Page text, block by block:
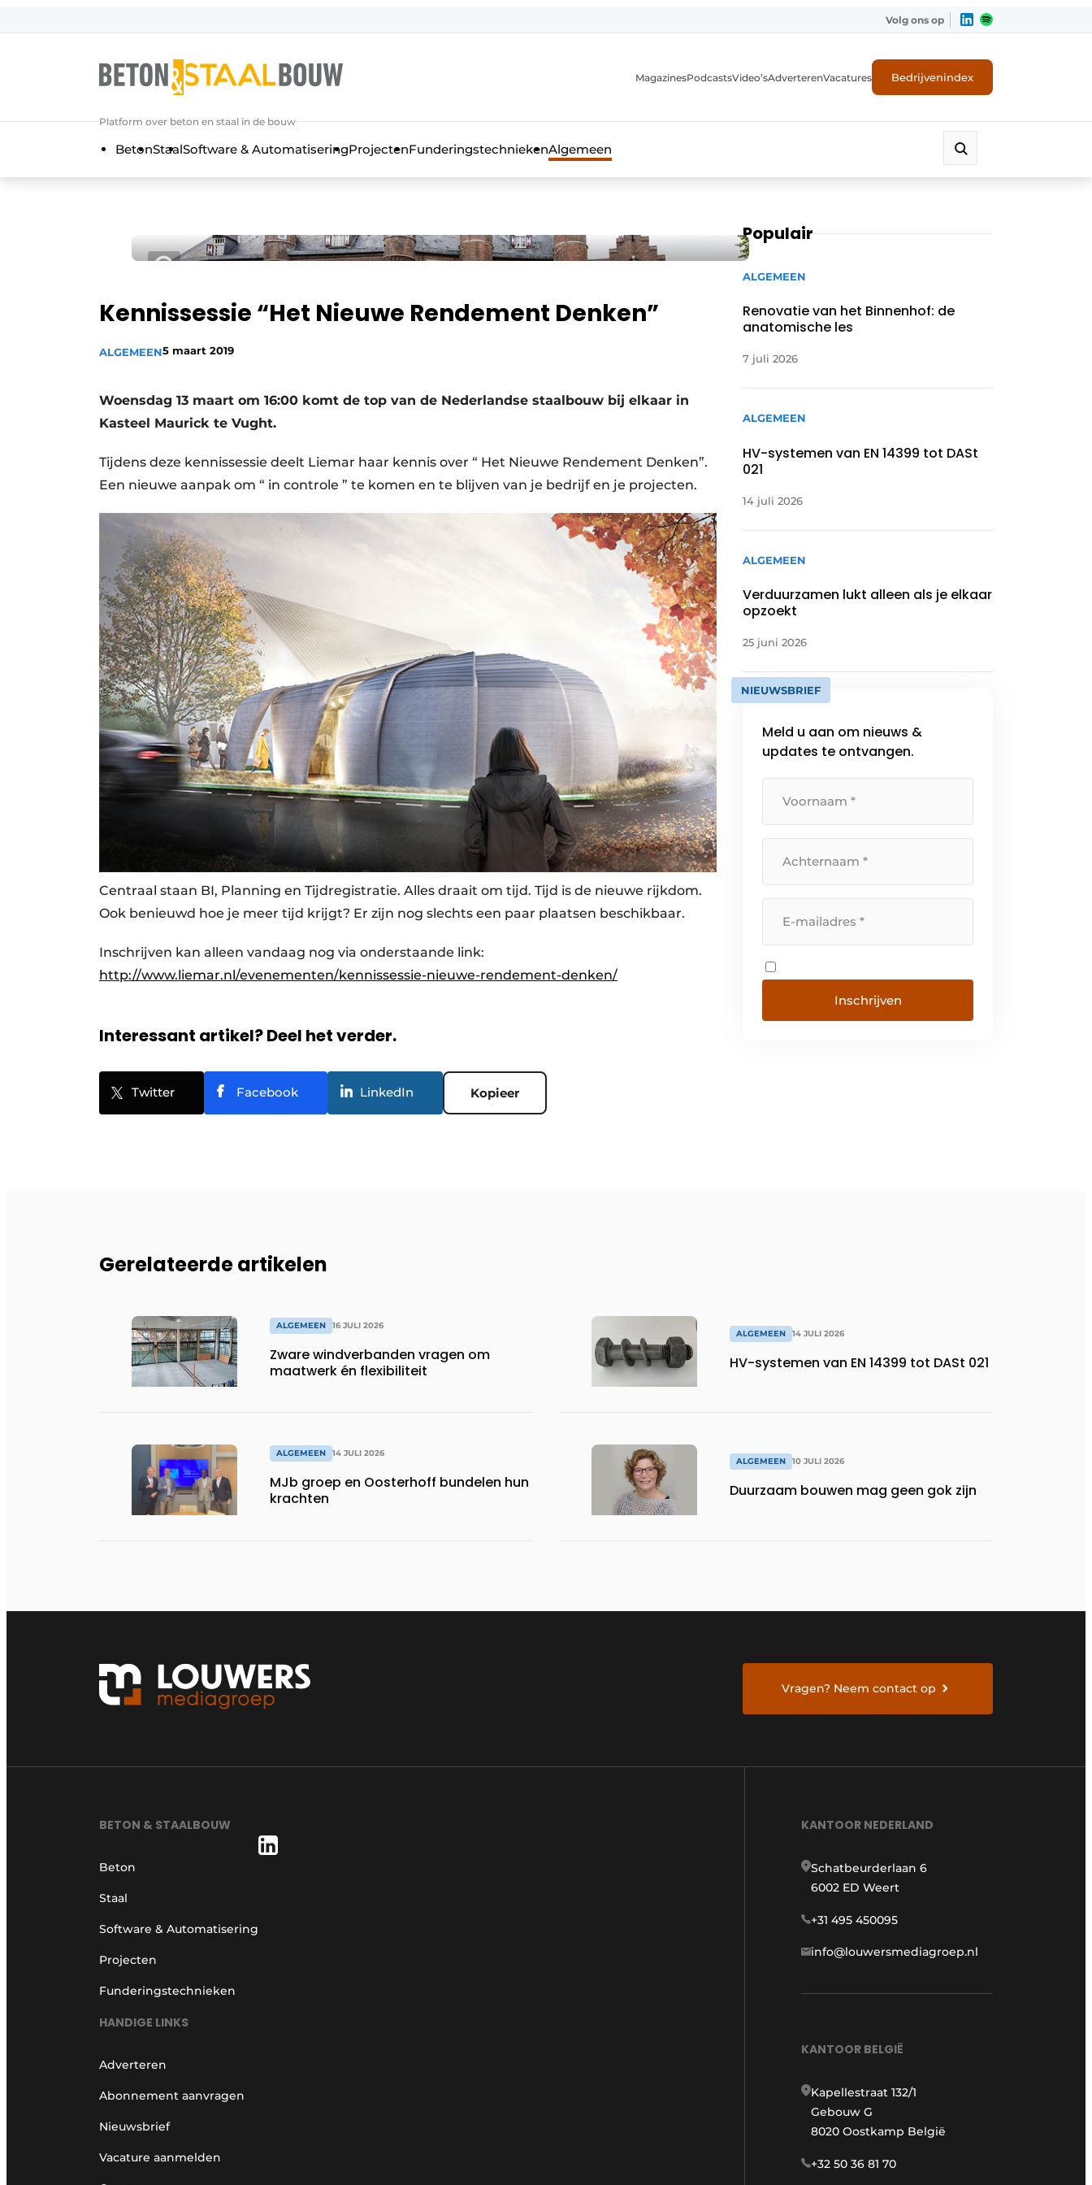
Algemene voorwaarden
Beton & Staalbouw | Ontdek hét vakblad voor de beton- en staalbouwbranche
Evenement aanmelden
Nieuwsbrief
Privacy / Cookie statement
Video’s
Volg ons op
Platform over beton en staal in de bouw
MagazinesPodcastsVideo’sAdverterenVacatures Bedrijvenindex
BetonStaalSoftware & AutomatiseringProjectenFunderingstechniekenAlgemeen
Kennissessie “Het Nieuwe Rendement Denken”
ALGEMEEN5 maart 2019
Woensdag 13 maart om 16:00 komt de top van de Nederlandse staalbouw bij elkaar in
Kasteel Maurick te Vught.
Tijdens deze kennissessie deelt Liemar haar kennis over “ Het Nieuwe Rendement Denken”.
Een nieuwe aanpak om “ in controle ” te komen en te blijven van je bedrijf en je projecten.
Centraal staan BI, Planning en Tijdregistratie. Alles draait om tijd. Tijd is de nieuwe rijkdom.
Ook benieuwd hoe je meer tijd krijgt? Er zijn nog slechts een paar plaatsen beschikbaar.
Inschrijven kan alleen vandaag nog via onderstaande link:
http://www.liemar.nl/evenementen/kennissessie-nieuwe-rendement-denken/
Interessant artikel? Deel het verder.
Twitter Facebook LinkedIn Kopieer
Populair
ALGEMEEN
Renovatie van het Binnenhof: de
anatomische les
7 juli 2026
ALGEMEEN
HV-systemen van EN 14399 tot DASt
021
14 juli 2026
ALGEMEEN
Verduurzamen lukt alleen als je elkaar
opzoekt
25 juni 2026
NIEUWSBRIEF
Meld u aan om nieuws &
updates te ontvangen.
Inschrijven
Gerelateerde artikelen
ALGEMEEN 16 JULI 2026
Zware windverbanden vragen om
maatwerk én flexibiliteit
ALGEMEEN 14 JULI 2026
MJb groep en Oosterhoff bundelen hun
krachten
ALGEMEEN 14 JULI 2026
HV-systemen van EN 14399 tot DASt 021
ALGEMEEN 10 JULI 2026
Duurzaam bouwen mag geen gok zijn
Vragen? Neem contact op
BETON & STAALBOUW
Beton
Staal
Software & Automatisering
Projecten
Funderingstechnieken
HANDIGE LINKS
Adverteren
Abonnement aanvragen
Nieuwsbrief
Vacature aanmelden
KANTOOR NEDERLAND
Schatbeurderlaan 6
6002 ED Weert
+31 495 450095
info@louwersmediagroep.nl
KANTOOR BELGIË
Kapellestraat 132/1
Gebouw G
8020 Oostkamp België
+32 50 36 81 70